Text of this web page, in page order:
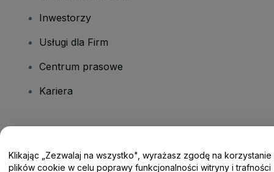
Inwestorzy
Usługi dla Firm
Centrum prasowe
Kariera
Centrum pomocy / Skontaktuj się z nami
Klikając „Zezwalaj na wszystko", wyrażasz zgodę na korzystanie
plików cookie w celu poprawy funkcjonalności witryny i trafności